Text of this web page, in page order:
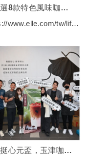
精選8款特色風味咖啡推薦！必喝酸甜苦香交疊出的果系新品！
https://www.elle.com/tw/life/foodie/a45901610/2024-special-coffee-top8/
力挺心元盃，玉津咖啡直接把整家店搬來球場